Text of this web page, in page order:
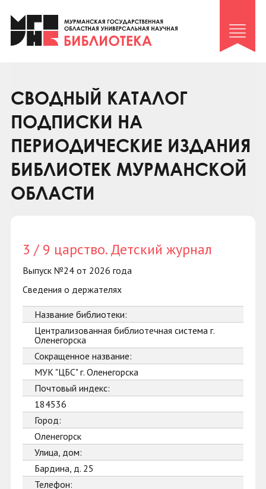
Клуб «Гиря и сельдерей»
Клуб «Семейный архив»
Коллегам
Контакты
СВОДНЫЙ КАТАЛОГ
ПОДПИСКИ НА
ПЕРИОДИЧЕСКИЕ ИЗДАНИЯ
БИБЛИОТЕК МУРМАНСКОЙ
ОБЛАСТИ
3 / 9 царство. Детский журнал
Выпуск №24 от 2026 года
Сведения о держателях
Название библиотеки:
Централизованная библиотечная система г.
Оленегорска
Сокращенное название:
МУК "ЦБС" г. Оленегорска
Почтовый индекс:
184536
Город:
Оленегорск
Улица, дом:
Бардина, д. 25
Телефон: